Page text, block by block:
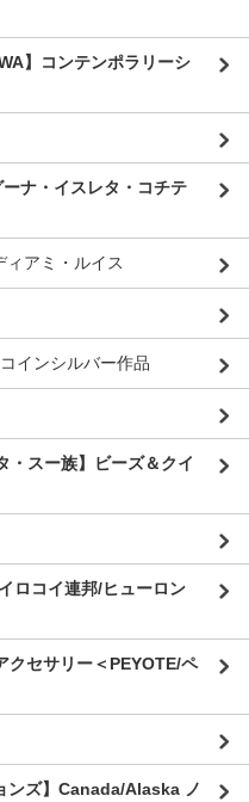
】コンテンポラリーシ
ナ・イスレタ・コチテ
ィアミ・ルイス
インシルバー作品
・スー族】ビーズ＆クイ
コイ連邦/ヒューロン
クセサリー＜PEYOTE/ペ
ズ】Canada/Alaska ノ